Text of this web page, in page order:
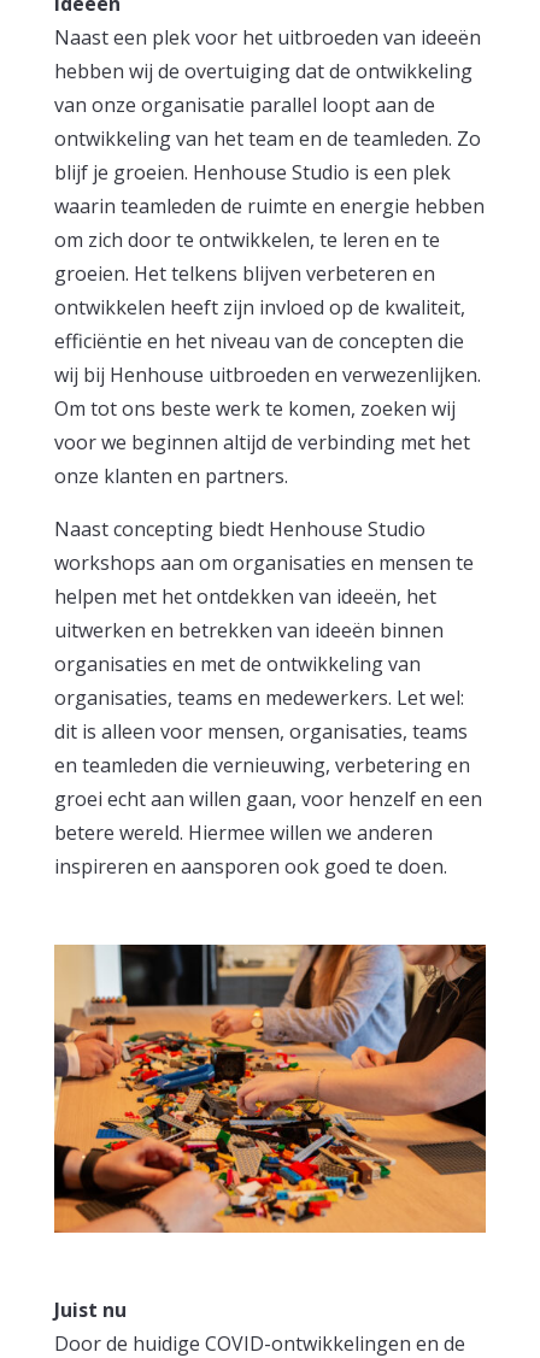
Naast een plek voor het uitbroeden van ideeën
hebben wij de overtuiging dat de ontwikkeling
van onze organisatie parallel loopt aan de
ontwikkeling van het team en de teamleden. Zo
blijf je groeien. Henhouse Studio is een plek
waarin teamleden de ruimte en energie hebben
om zich door te ontwikkelen, te leren en te
groeien. Het telkens blijven verbeteren en
ontwikkelen heeft zijn invloed op de kwaliteit,
efficiëntie en het niveau van de concepten die
wij bij Henhouse uitbroeden en verwezenlijken.
Om tot ons beste werk te komen, zoeken wij
voor we beginnen altijd de verbinding met het
onze klanten en partners.
Naast concepting biedt Henhouse Studio
workshops aan om organisaties en mensen te
helpen met het ontdekken van ideeën, het
uitwerken en betrekken van ideeën binnen
organisaties en met de ontwikkeling van
organisaties, teams en medewerkers. Let wel:
dit is alleen voor mensen, organisaties, teams
en teamleden die vernieuwing, verbetering en
groei echt aan willen gaan, voor henzelf en een
betere wereld. Hiermee willen we anderen
inspireren en aansporen ook goed te doen.
Juist nu
Door de huidige COVID-ontwikkelingen en de